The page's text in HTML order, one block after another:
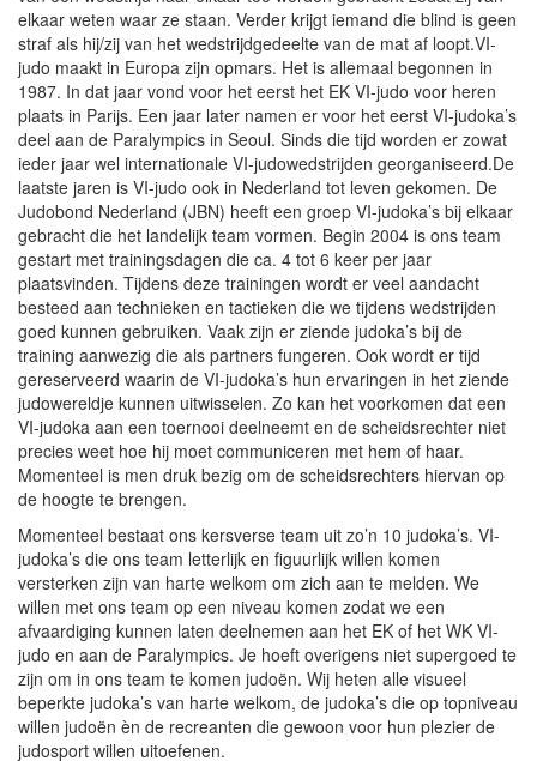
elkaar weten waar ze staan. Verder krijgt iemand die blind is geen
straf als hij/zij van het wedstrijdgedeelte van de mat af loopt.VI-
judo maakt in Europa zijn opmars. Het is allemaal begonnen in
1987. In dat jaar vond voor het eerst het EK VI-judo voor heren
plaats in Parijs. Een jaar later namen er voor het eerst VI-judoka’s
deel aan de Paralympics in Seoul. Sinds die tijd worden er zowat
ieder jaar wel internationale VI-judowedstrijden georganiseerd.De
laatste jaren is VI-judo ook in Nederland tot leven gekomen. De
Judobond Nederland (JBN) heeft een groep VI-judoka’s bij elkaar
gebracht die het landelijk team vormen. Begin 2004 is ons team
gestart met trainingsdagen die ca. 4 tot 6 keer per jaar
plaatsvinden. Tijdens deze trainingen wordt er veel aandacht
besteed aan technieken en tactieken die we tijdens wedstrijden
goed kunnen gebruiken. Vaak zijn er ziende judoka’s bij de
training aanwezig die als partners fungeren. Ook wordt er tijd
gereserveerd waarin de VI-judoka’s hun ervaringen in het ziende
judowereldje kunnen uitwisselen. Zo kan het voorkomen dat een
VI-judoka aan een toernooi deelneemt en de scheidsrechter niet
precies weet hoe hij moet communiceren met hem of haar.
Momenteel is men druk bezig om de scheidsrechters hiervan op
de hoogte te brengen.
Momenteel bestaat ons kersverse team uit zo’n 10 judoka’s. VI-
judoka’s die ons team letterlijk en figuurlijk willen komen
versterken zijn van harte welkom om zich aan te melden. We
willen met ons team op een niveau komen zodat we een
afvaardiging kunnen laten deelnemen aan het EK of het WK VI-
judo en aan de Paralympics. Je hoeft overigens niet supergoed te
zijn om in ons team te komen judoën. Wij heten alle visueel
beperkte judoka’s van harte welkom, de judoka’s die op topniveau
willen judoën èn de recreanten die gewoon voor hun plezier de
judosport willen uitoefenen.